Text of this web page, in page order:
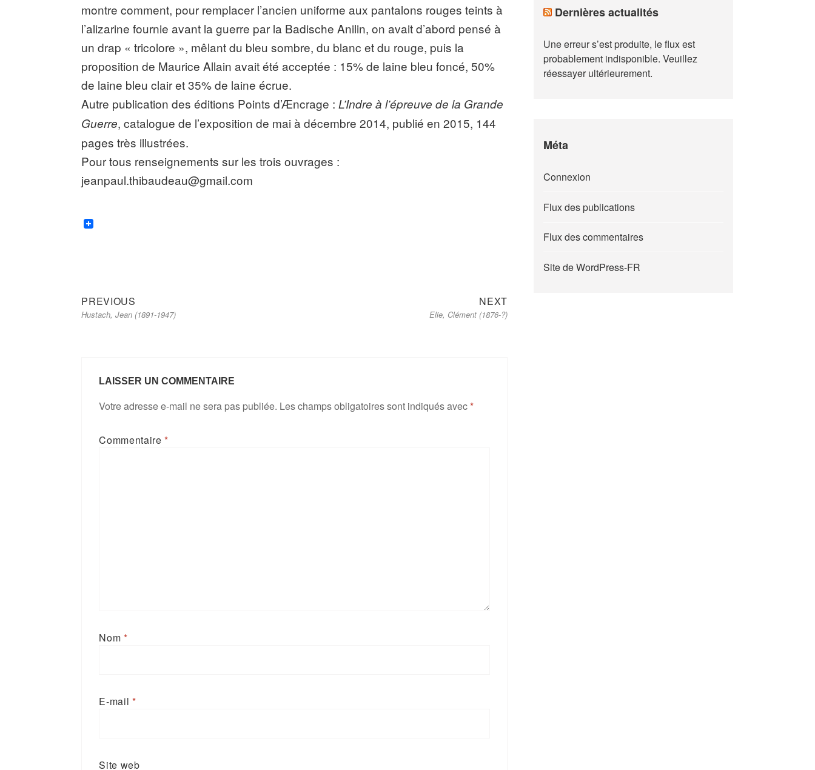
montre comment, pour remplacer l’ancien uniforme aux pantalons rouges teints à
l’alizarine fournie avant la guerre par la Badische Anilin, on avait d’abord pensé à
un drap « tricolore », mêlant du bleu sombre, du blanc et du rouge, puis la
proposition de Maurice Allain avait été acceptée : 15% de laine bleu foncé, 50%
de laine bleu clair et 35% de laine écrue.
Autre publication des éditions Points d’Æncrage : L’Indre à l’épreuve de la Grande
Guerre, catalogue de l’exposition de mai à décembre 2014, publié en 2015, 144
pages très illustrées.
Pour tous renseignements sur les trois ouvrages :
jeanpaul.thibaudeau@gmail.com
Navigation
de
PREVIOUS
post:
Hustach, Jean (1891-1947)
NEXTNext
post:
Elie, Clément (1876-?)
LAISSER UN COMMENTAIRE
Votre adresse e-mail ne sera pas publiée. Les champs obligatoires sont indiqués avec*
Commentaire*
Nom*
E-mail *
Site web
Dernières actualités
Une erreur s’est produite, le flux est
probablement indisponible. Veuillez
réessayer ultérieurement.
Méta
Connexion
Flux des publications
Flux des commentaires
Site de WordPress-FR